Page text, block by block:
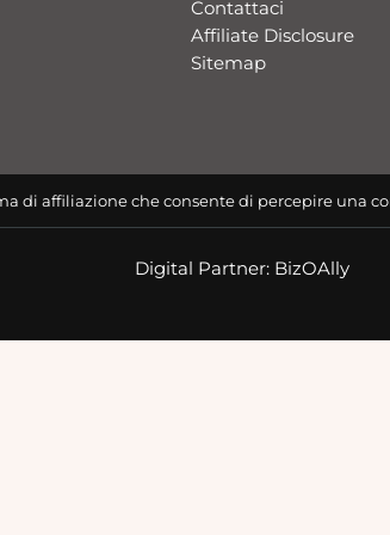
Contattaci​
Affiliate Disclosure
Sitemap
di affiliazione che consente di percepire una
Digital Partner: BizOAlly